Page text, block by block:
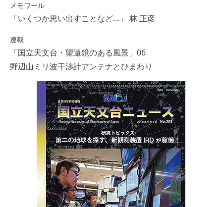
メモワール
「いくつか思い出すことなど…」 林 正彦
連載
「国立天文台・望遠鏡のある風景」06
野辺山ミリ波干渉計アンテナとひまわり